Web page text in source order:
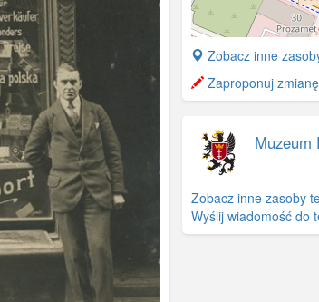
+
−
Zobacz inne
Zaproponuj
Muzeum
Zobacz inne zasoby
Wyślij wiadomość do